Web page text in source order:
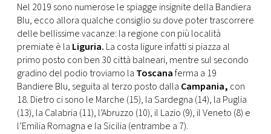
Nel 2019 sono numerose le spiagge insignite della Bandiera
Blu, ecco allora qualche consiglio su dove poter trascorrere
delle bellissime vacanze: la regione con più località
premiate è la Liguria. La costa ligure infatti si piazza al
primo posto con ben 30 città balneari, mentre sul secondo
gradino del podio troviamo la Toscanaferma a 19
Bandiere Blu, seguita al terzo posto dalla Campania, con
18. Dietro ci sono le Marche (15), la Sardegna (14), la Puglia
(13), la Calabria (11), l’Abruzzo (10), il Lazio (9), il Veneto (8) e
l’Emilia Romagna e la Sicilia (entrambe a 7).